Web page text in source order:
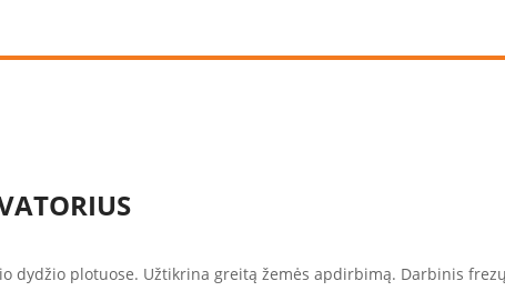
plotuose. Užtikrina greitą žemės apdirbimą. Darbinis frezų